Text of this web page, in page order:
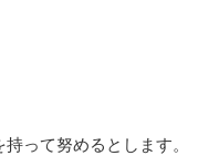
って努めるとします。